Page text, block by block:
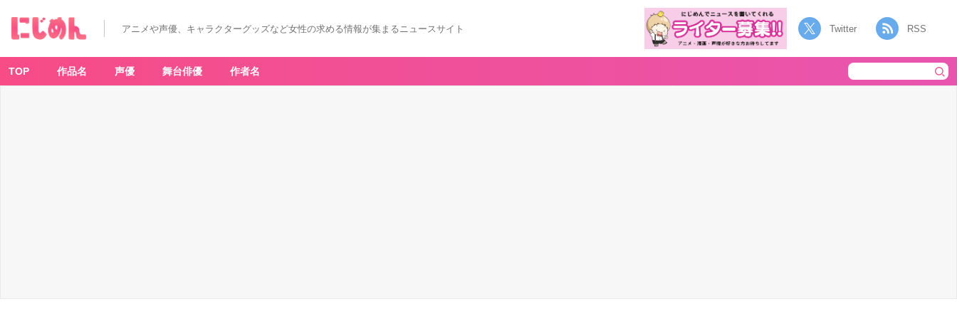
アニメや声優、キャラクターグッズなど女性の求める情報が集まるニュースサイト Twitter RSS
TOP 作品名 声優 舞台俳優 作者名